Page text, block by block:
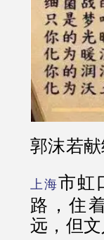
郭沫若
上海市虹
路，住
远，但